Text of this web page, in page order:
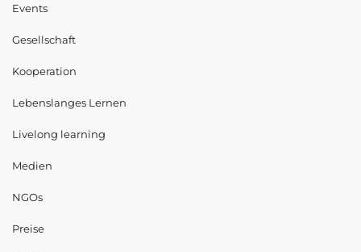
Events
Gesellschaft
Kooperation
Lebenslanges Lernen
Livelong learning
Medien
NGOs
Preise